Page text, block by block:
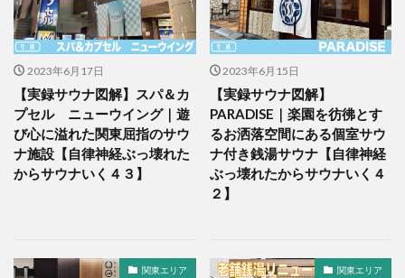
2023年6月17日
【実録サウナ図解】スパ＆カ
プセル ニューウイング｜遊
び心に溢れた関東屈指のサウ
ナ施設【自律神経ぶっ壊れた
からサウナいく４３】
2023年6月15日
【実録サウナ図解】
PARADISE｜楽園を彷彿とす
るお洒落空間にある個室サウ
ナ付き銭湯サウナ【自律神経
ぶっ壊れたからサウナいく４
２】
関東エリア 関東エリア